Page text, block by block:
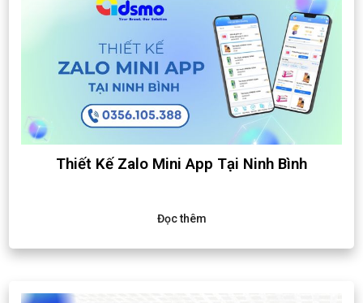
Thiết Kế Zalo Mini App Tại Ninh Bình
Đọc thêm